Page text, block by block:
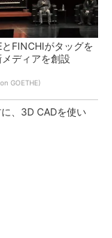
とFINCHIがタッグを
ディアを創設
GOETHE)
に、3D CADを使い